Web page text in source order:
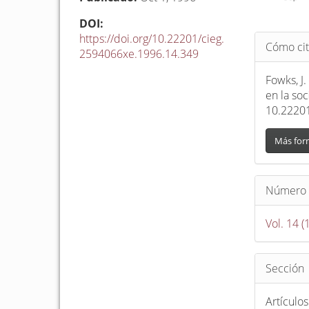
DOI:
https://doi.org/10.22201/cieg.
2594066xe.1996.14.349
del
artículo
Cómo
Fowks,
en la
Más
Número
Vol. 14
Sección
Artículos